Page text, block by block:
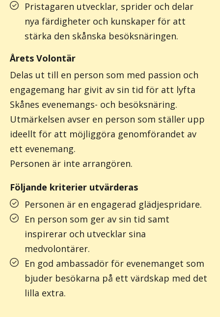
Pristagaren utvecklar, sprider och delar
nya färdigheter och kunskaper för att
stärka den skånska besöksnäringen.
Årets Volontär
Delas ut till en person som med passion och
engagemang har givit av sin tid för att lyfta
Skånes evenemangs- och besöksnäring.
Utmärkelsen avser en person som ställer upp
ideellt för att möjliggöra genomförandet av
ett evenemang.
Personen är inte arrangören.
Följande kriterier utvärderas
Personen är en engagerad glädjespridare.
En person som ger av sin tid samt
inspirerar och utvecklar sina
medvolontärer.
En god ambassadör för evenemanget som
bjuder besökarna på ett värdskap med det
lilla extra.